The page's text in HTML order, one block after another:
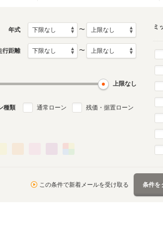
年式 〜
行距離 〜
上限なし
種類 通常ローン 残価・据置ローン
ミ
この条件で新着メールを受け取る 条件を